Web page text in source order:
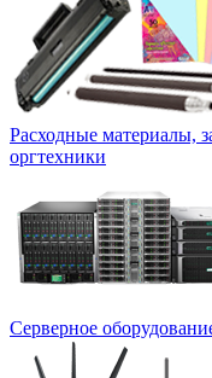
Расходные материалы,
оргтехники
Серверное